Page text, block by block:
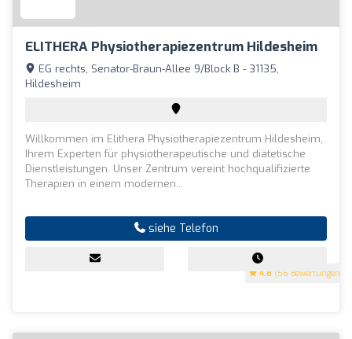
ELITHERA Physiotherapiezentrum Hildesheim
4.8 (56 Bewertungen)
EG rechts, Senator-Braun-Allee 9/Block B - 31135,
Hildesheim
Willkommen im Elithera Physiotherapiezentrum Hildesheim,
Ihrem Experten für physiotherapeutische und diätetische
Dienstleistungen. Unser Zentrum vereint hochqualifizierte
Therapien in einem modernen...
siehe Telefon